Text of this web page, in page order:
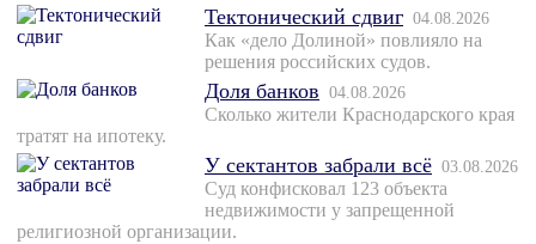
Тектонический сдвиг 04.08.2026
Как «дело Долиной» повлияло на
решения российских судов.
Доля банков 04.08.2026
Сколько жители Краснодарского края
тратят на ипотеку.
У сектантов забрали всё 03.08.2026
Суд конфисковал 123 объекта
недвижимости у запрещенной
религиозной организации.